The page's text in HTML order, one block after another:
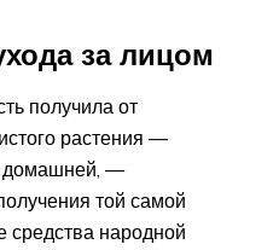
за лицом
получила от
растения —
домашней, —
той самой
средства народной